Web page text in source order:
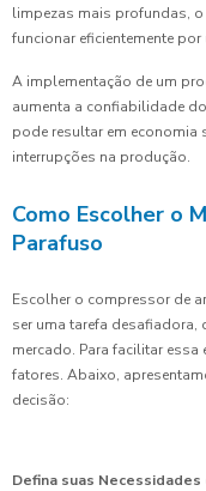
limpezas mais profundas,
funcionar eficientemente
A implementação de um
aumenta a confiabilidade
pode resultar em economia
interrupções na produção.
Como Escolher o
Parafuso
Escolher o compressor de
ser uma tarefa
mercado. Para facilitar
fatores. Abaixo,
decisão:
Defina suas